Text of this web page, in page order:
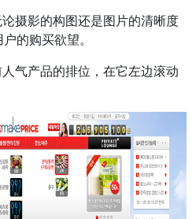
摄影的构图还是图片的清晰度
的购买欲望。
气产品的排位，在它左边滚动